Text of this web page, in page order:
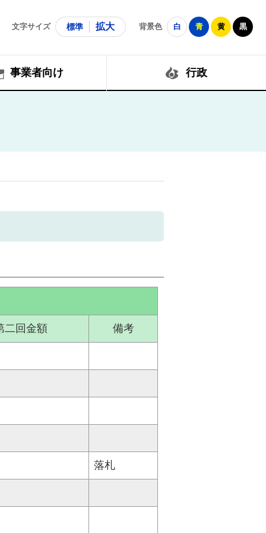
文字サイズ 標準 拡大 背景色 白 青 黄 黒
事業者向け 行政
二回金額 備考
落札